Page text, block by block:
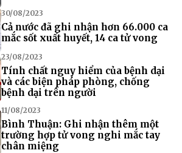
30/08/2023
Cả nước đã ghi nhận hơn 66.000 ca
mắc sốt xuất huyết, 14 ca tử vong
23/08/2023
Tính chất nguy hiểm của bệnh dại
và các biện pháp phòng, chống
bệnh dại trên người
11/08/2023
Bình Thuận: Ghi nhận thêm một
trường hợp tử vong nghi mắc tay
chân miệng